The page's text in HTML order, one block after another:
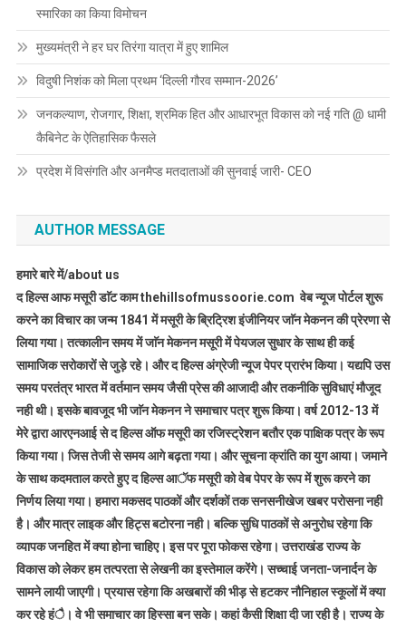
स्मारिका का किया विमोचन
मुख्यमंत्री ने हर घर तिरंगा यात्रा में हुए शामिल
विदुषी निशंक को मिला प्रथम ‘दिल्ली गौरव सम्मान-2026’
जनकल्याण, रोजगार, शिक्षा, श्रमिक हित और आधारभूत विकास को नई गति @ धामी
कैबिनेट के ऐतिहासिक फैसले
प्रदेश में विसंगति और अनमैप्ड मतदाताओं की सुनवाई जारी- CEO
AUTHOR MESSAGE
हमारे बारे में/about us
द हिल्स आफ मसूरी डाॅट काम thehillsofmussoorie.com वेब न्यूज पोर्टल शुरू
करने का विचार का जन्म 1841 में मसूरी के ब्रिट्रिश इंजीनियर जाॅन मेकनन की प्रेरणा से
लिया गया। तत्कालीन समय में जाॅन मेकनन मसूरी में पेयजल सुधार के साथ ही कई
सामाजिक सरोकारों से जुड़े रहे। और द हिल्स अंग्रेजी न्यूज पेपर प्रारंभ किया। यद्यपि उस
समय परतंत्र भारत में वर्तमान समय जैसी प्रेस की आजादी और तकनीकि सुविधाएं मौजूद
नही थी। इसके बावजूद भी जाॅन मेकनन ने समाचार पत्र शुरू किया। वर्ष 2012-13 में
मेरे द्वारा आरएनआई से द हिल्स ऑफ मसूरी का रजिस्ट्रेशन बतौर एक पाक्षिक पत्र के रूप
किया गया। जिस तेजी से समय आगे बढ़ता गया। और सूचना क्रांति का युग आया। जमाने
के साथ कदमताल करते हुए द हिल्स आॅफ मसूरी को वेब पेपर के रूप में शुरू करने का
निर्णय लिया गया। हमारा मकसद पाठकों और दर्शकों तक सनसनीखेज खबर परोसना नही
है। और मात्र लाइक और हिट्स बटोरना नही। बल्कि सुधि पाठकों से अनुरोध रहेगा कि
व्यापक जनहित में क्या होना चाहिए। इस पर पूरा फोकस रहेगा। उत्तराखंड राज्य के
विकास को लेकर हम तत्परता से लेखनी का इस्तेमाल करेंगे। सच्चाई जनता-जनार्दन के
सामने लायी जाएगी। प्रयास रहेगा कि अखबारों की भीड़ से हटकर नौनिहाल स्कूलों में क्या
कर रहे हंै। वे भी समाचार का हिस्सा बन सके। कहां कैसी शिक्षा दी जा रही है। राज्य के